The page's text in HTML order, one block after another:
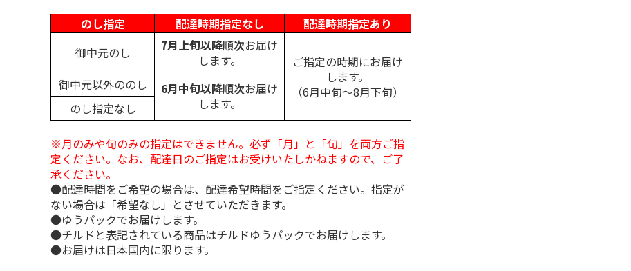
のし指定
配達時期指定なし
配達時期指定あり
御中元のし
7月上旬以降順次お届け
します。
ご指定の時期にお届け
します。
（6月中旬～8月下旬）
御中元以外ののし 6月中旬以降順次お届け
します。
のし指定なし
※月のみや旬のみの指定はできません。必ず「月」と「旬」を両方ご指
定ください。なお、配達日のご指定はお受けいたしかねますので、ご了
承ください。
●配達時間をご希望の場合は、配達希望時間をご指定ください。指定が
ない場合は「希望なし」とさせていただきます。
●ゆうパックでお届けします。
●チルドと表記されている商品はチルドゆうパックでお届けします。
●お届けは日本国内に限ります。